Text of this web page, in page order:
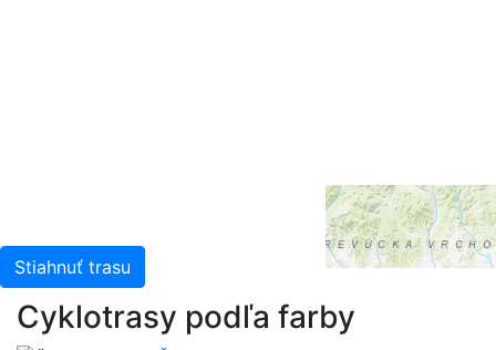
Stiahnuť trasu
Cyklotrasy podľa farby